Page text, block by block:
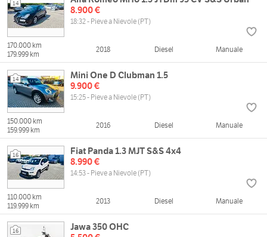
14
8.900 €
18:32 - Pieve a Nievole (PT)
170.000 km
179.999 km
2018 Diesel Manuale
14
Mini One D Clubman 1.5
9.900 €
15:25 - Pieve a Nievole (PT)
150.000 km
159.999 km
2016 Diesel Manuale
16
Fiat Panda 1.3 MJT S&S 4x4
8.990 €
14:53 - Pieve a Nievole (PT)
110.000 km
119.999 km
2013 Diesel Manuale
16
Jawa 350 OHC